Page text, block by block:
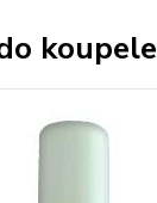
koupele